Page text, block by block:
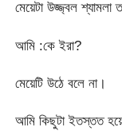
মেয়েটা উজ্জ্বল শ্যামলা
আমি :কে ইরা?
মেয়েটি উঠে বলে না।
আমি কিছুটা ইতস্তত